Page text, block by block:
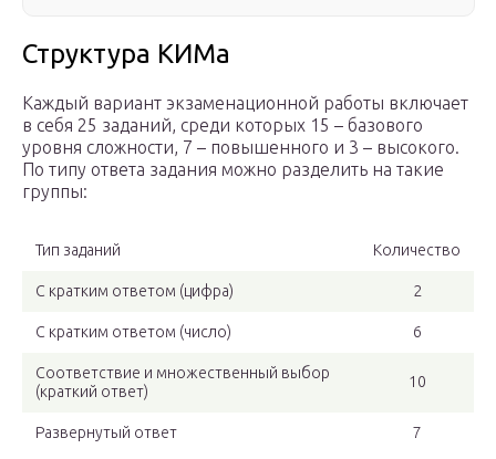
Структура КИМа
Каждый вариант экзаменационной работы включает
в себя 25 заданий, среди которых 15 – базового
уровня сложности, 7 – повышенного и 3 – высокого.
По типу ответа задания можно разделить на такие
группы:
Тип заданий Количество
С кратким ответом (цифра) 2
С кратким ответом (число) 6
Соответствие и множественный выбор
(краткий ответ)
10
Развернутый ответ 7